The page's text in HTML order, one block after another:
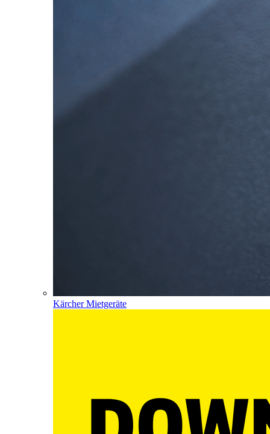
Kärcher Mietgeräte